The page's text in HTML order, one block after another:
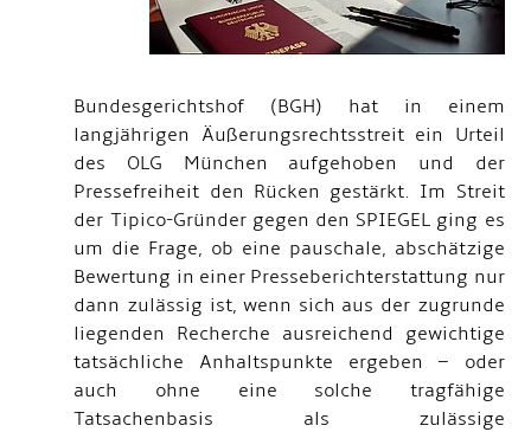
Bundesgerichtshof (BGH) hat in einem
langjährigen Äußerungsrechtsstreit ein Urteil
des OLG München aufgehoben und der
Pressefreiheit den Rücken gestärkt. Im Streit
der Tipico-Gründer gegen den SPIEGEL ging es
um die Frage, ob eine pauschale, abschätzige
Bewertung in einer Presseberichterstattung nur
dann zulässig ist, wenn sich aus der zugrunde
liegenden Recherche ausreichend gewichtige
tatsächliche Anhaltspunkte ergeben – oder
auch ohne eine solche tragfähige
Tatsachenbasis als zulässige